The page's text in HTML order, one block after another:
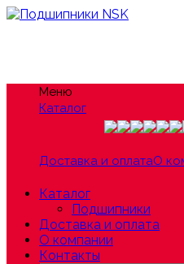
Меню
Каталог
Доставка и оплатаО
Каталог
Подшипники
Доставка и оплата
О компании
Контакты